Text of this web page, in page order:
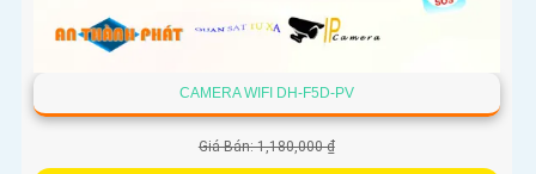
CAMERA WIFI DH-F5D-PV
Giá Bán: 1,180,000 ₫